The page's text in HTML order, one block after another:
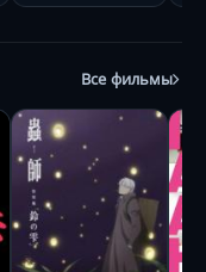
Все фильмы